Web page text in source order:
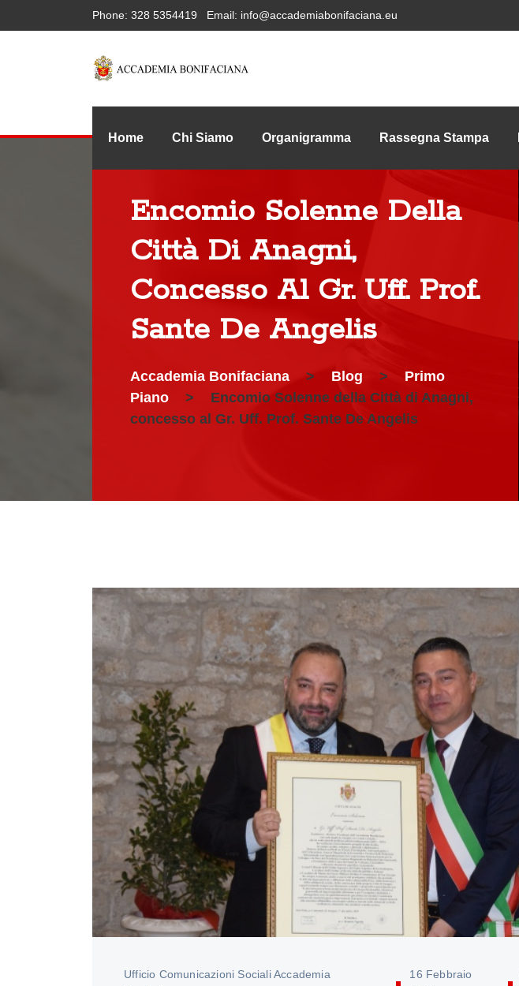
Phone: 328 5354419 Email: info@accademiabonifaciana.eu
Home Chi Siamo Organigramma Rassegna Stampa
Encomio Solenne Della
Città Di Anagni,
Concesso Al Gr. Uff. Prof.
Sante De Angelis
Accademia Bonifaciana > Blog >
Primo
Piano
>
Encomio Solenne della Città di Anagni,
concesso al Gr. Uff. Prof. Sante De Angelis
Ufficio Comunicazioni Sociali Accademia
16 Febbraio